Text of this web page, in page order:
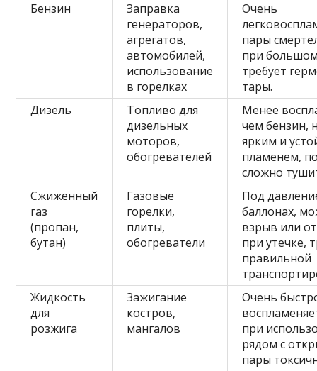
Бензин
Заправка
генераторов,
агрегатов,
автомобилей,
использование
в горелках
Очень
пары
при
требует
тары.
Дизель
Топливо для
дизельных
моторов,
обогревателей
Менее
чем бензин,
ярким и
пламенем,
сложно
Сжиженный
газ
(пропан,
бутан)
Газовые
горелки,
плиты,
обогреватели
Под
баллонах,
взрыв или
при утечке,
правильной
Жидкость
для
розжига
Зажигание
костров,
мангалов
Очень
при
рядом с
пары